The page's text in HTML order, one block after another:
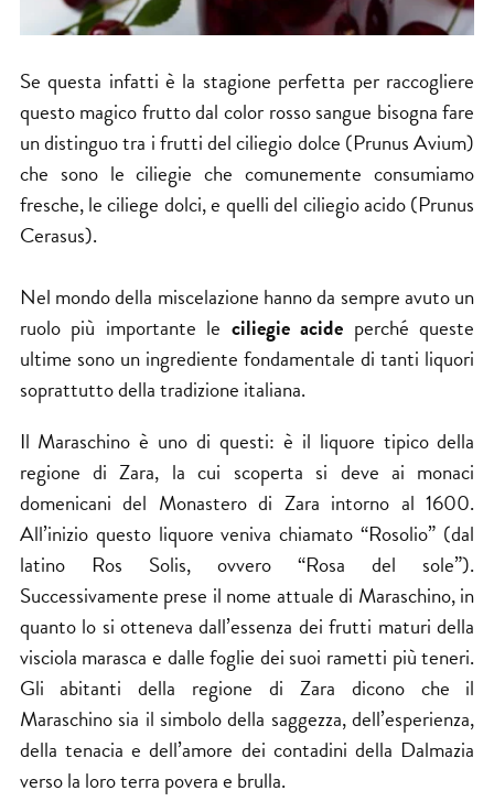
Se questa infatti è la stagione perfetta per raccogliere
questo magico frutto dal color rosso sangue bisogna fare
un distinguo tra i frutti del ciliegio dolce (Prunus Avium)
che sono le ciliegie che comunemente consumiamo
fresche, le ciliege dolci, e quelli del ciliegio acido (Prunus
Cerasus).
Nel mondo della miscelazione hanno da sempre avuto un
ruolo più importante le ciliegie acide perché queste
ultime sono un ingrediente fondamentale di tanti liquori
soprattutto della tradizione italiana.
Il Maraschino è uno di questi: è il liquore tipico della
regione di Zara, la cui scoperta si deve ai monaci
domenicani del Monastero di Zara intorno al 1600.
All’inizio questo liquore veniva chiamato “Rosolio” (dal
latino Ros Solis, ovvero “Rosa del sole”).
Successivamente prese il nome attuale di Maraschino, in
quanto lo si otteneva dall’essenza dei frutti maturi della
visciola marasca e dalle foglie dei suoi rametti più teneri.
Gli abitanti della regione di Zara dicono che il
Maraschino sia il simbolo della saggezza, dell’esperienza,
della tenacia e dell’amore dei contadini della Dalmazia
verso la loro terra povera e brulla.